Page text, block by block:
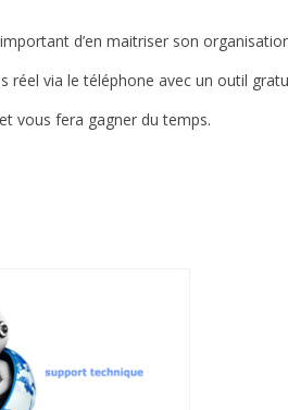
d’en maitriser son
via le téléphone avec un outil
vous fera gagner du temps.